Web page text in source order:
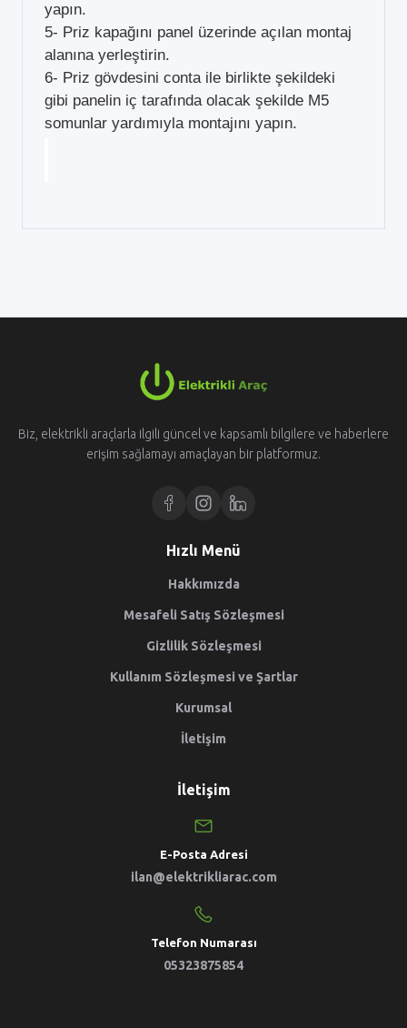
yapın.
5- Priz kapağını panel üzerinde açılan montaj
alanına yerleştirin.
6- Priz gövdesini conta ile birlikte şekildeki
gibi panelin iç tarafında olacak şekilde M5
somunlar yardımıyla montajını yapın.
Biz, elektrikli araçlarla ilgili güncel ve kapsamlı bilgilere ve haberlere
erişim sağlamayı amaçlayan bir platformuz.
Hızlı Menü
Hakkımızda
Mesafeli Satış Sözleşmesi
Gizlilik Sözleşmesi
Kullanım Sözleşmesi ve Şartlar
Kurumsal
İletişim
İletişim
E-Posta Adresi
ilan@elektrikliarac.com
Telefon Numarası
05323875854